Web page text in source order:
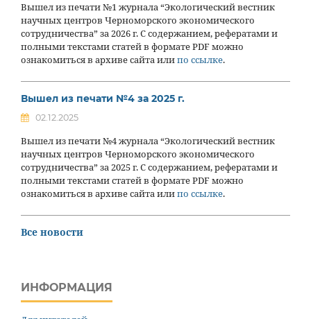
Вышел из печати №1 журнала “Экологический вестник
научных центров Черноморского экономического
сотрудничества” за 2026 г. С содержанием, рефератами и
полными текстами статей в формате PDF можно
ознакомиться в архиве сайта илипо ссылке.
Вышел из печати №4 за 2025 г.
02.12.2025
Вышел из печати №4 журнала “Экологический вестник
научных центров Черноморского экономического
сотрудничества” за 2025 г. С содержанием, рефератами и
полными текстами статей в формате PDF можно
ознакомиться в архиве сайта илипо ссылке.
Все новости
ИНФОРМАЦИЯ